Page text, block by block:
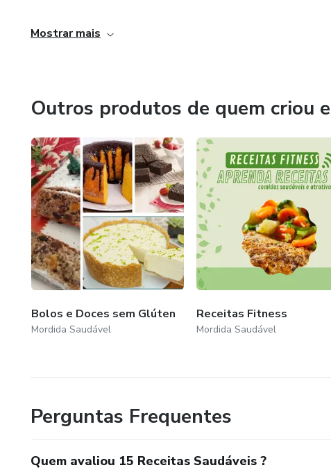
Mostrar mais
Outros produtos de quem criou
Bolos e Doces sem Glúten
Mordida Saudável
Receitas Fitness
Mordida Saudável
Perguntas Frequentes
Quem avaliou 15 Receitas Saudáveis ?